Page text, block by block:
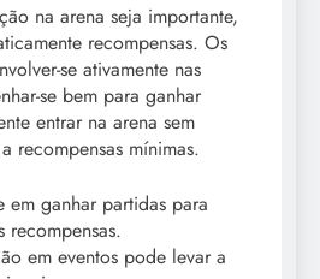
na arena seja importante,
recompensas. Os
se ativamente nas
se bem para ganhar
entrar na arena sem
recompensas mínimas.
em ganhar partidas para
recompensas.
em eventos pode levar a